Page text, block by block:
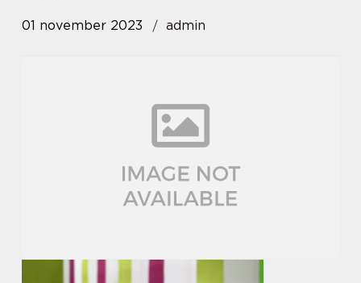
01 november 2023 admin